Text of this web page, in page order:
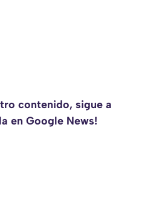
contenido, sigue a
en Google News!